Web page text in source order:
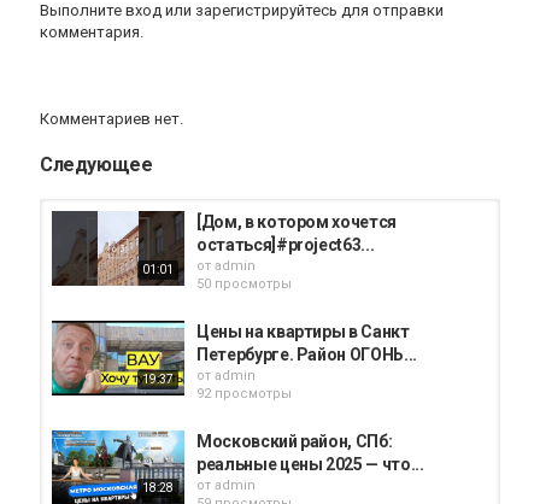
Выполните вход или зарегистрируйтесь для отправки
комментария.
Комментариев нет.
Следующее
01:01
[Дом, в котором хочется
остаться]#project63...
от admin
50 просмотры
19:37
Цены на квартиры в Санкт
Петербурге. Район ОГОНЬ...
от admin
92 просмотры
18:28
Московский район, СПб:
реальные цены 2025 — что...
от admin